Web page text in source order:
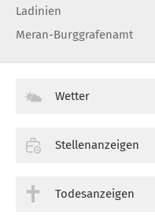
Ladinien
Meran-Burggrafenamt
Wetter
Stellenanzeigen
Todesanzeigen